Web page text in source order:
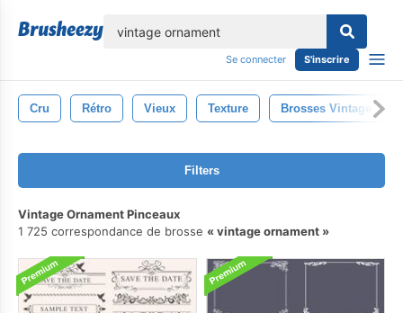
Se connecter S'inscrire
Cru Rétro Vieux Texture Brosses Vintage
Filters
Vintage Ornament Pinceaux
1 725 correspondance de brosse
vintage ornament